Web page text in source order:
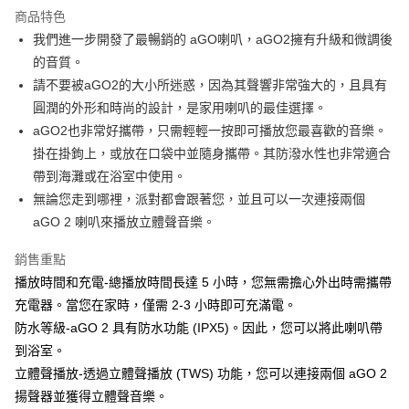
合作金庫商業銀行
華南商業銀行
彰化商業銀行
上海商業儲蓄銀行
國泰世華商業銀行
兆豐國際商業銀行
臺灣中小企業銀行
台中商業銀行
匯豐（台灣）商業銀行
華泰商業銀行
聯邦商業銀行
遠東國際商業銀行
元大商業銀行
永豐商業銀行
玉山商業銀行
台新國際商業銀行
中國信託商業銀行
台灣樂天信用卡公司
6 期 0 利率 每期
華南商業銀行
上海商業儲蓄銀行
台北富邦商業銀行
國泰世華商業銀行
兆豐國際商業銀行
臺灣中小企業銀行
台中商業銀行
匯豐（台灣）商業銀行
華泰商業銀行
聯邦商業銀行
元大商業銀行
玉山商業銀行
星展（台灣）商業銀行
台新國際商業銀行
LINE Pay
Apple Pay
ATM付款
運送方式
付款後全家取貨
每筆NT$80，滿NT$1,000(含以上)免運費
付款後7-11取貨
每筆NT$80，滿NT$1,000(含以上)免運費
黑貓宅急便
每筆NT$120，滿NT$1,000(含以上)免運費
黑貓宅配(離島)
每筆NT$250，滿NT$2,000(含以上)免運費
商品特色
我們進一步開發了最暢銷的 aGO喇叭，aGO2擁有升級和微調後
的音質。
請不要被aGO2的大小所迷惑，因為其聲響非常強大的，且具有
圓潤的外形和時尚的設計，是家用喇叭的最佳選擇。
aGO2也非常好攜帶，只需輕輕一按即可播放您最喜歡的音樂。
掛在掛鉤上，或放在口袋中並隨身攜帶。其防潑水性也非常適合
帶到海灘或在浴室中使用。
無論您走到哪裡，派對都會跟著您，並且可以一次連接兩個
aGO 2 喇叭來播放立體聲音樂。
銷售重點
播放時間和充電-總播放時間長達 5 小時，您無需擔心外出時需攜帶
充電器。當您在家時，僅需 2-3 小時即可充滿電。
防水等級-aGO 2 具有防水功能 (IPX5)。因此，您可以將此喇叭帶
到浴室。
立體聲播放-透過立體聲播放 (TWS) 功能，您可以連接兩個 aGO 2
揚聲器並獲得立體聲音樂。